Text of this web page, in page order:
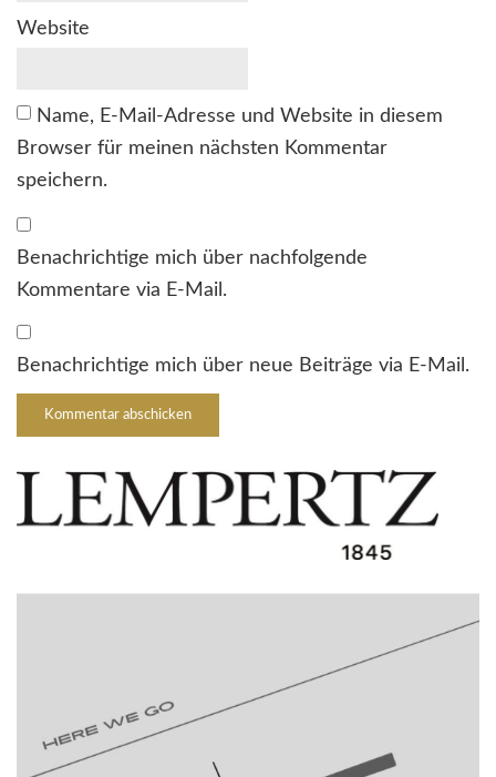
Website
Name, E-Mail-Adresse und Website in diesem
Browser für meinen nächsten Kommentar
speichern.
Benachrichtige mich über nachfolgende
Kommentare via E-Mail.
Benachrichtige mich über neue Beiträge via E-Mail.